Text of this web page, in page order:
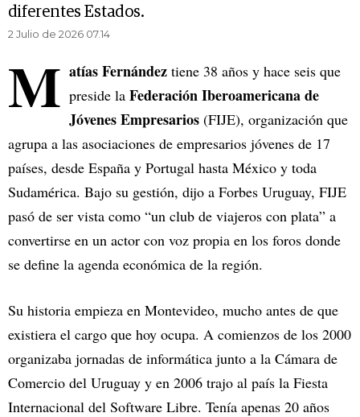
diferentes Estados.
2 Julio de 2026 07.14
M atías Fernández tiene 38 años y hace seis que
preside la Federación Iberoamericana de
Jóvenes Empresarios (FIJE), organización que
agrupa a las asociaciones de empresarios jóvenes de 17
países, desde España y Portugal hasta México y toda
Sudamérica. Bajo su gestión, dijo a Forbes Uruguay, FIJE
pasó de ser vista como “un club de viajeros con plata” a
convertirse en un actor con voz propia en los foros donde
se define la agenda económica de la región.
Su historia empieza en Montevideo, mucho antes de que
existiera el cargo que hoy ocupa. A comienzos de los 2000
organizaba jornadas de informática junto a la Cámara de
Comercio del Uruguay y en 2006 trajo al país la Fiesta
Internacional del Software Libre. Tenía apenas 20 años